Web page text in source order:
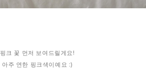
핑크 꽃 먼저 보여드릴게요!
아주 연한 핑크색이예요 :)